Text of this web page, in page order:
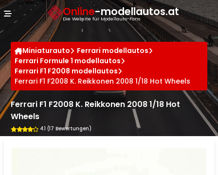
Online-modellautos.at
Die Website für Modellauto-Fans
Miniaturauto
Ferrari modellautos
Ferrari Formule 1 modellautos
Ferrari F1 F2008 modellautos
Ferrari F1 F2008 K. Reikkonen 2008 1/18 Hot Wheels
Ferrari F1 F2008 K. Reikkonen 2008 1/18 Hot
Wheels
4.1 (17 Bewertungen)
Cookie-Einstellungen